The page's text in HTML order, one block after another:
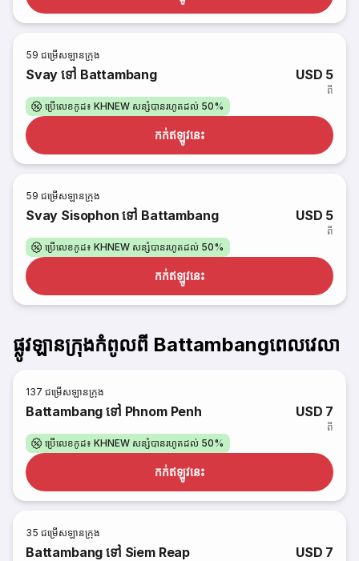
59 ជម្រើសឡានក្រុង
Svay ទៅ Battambang USD 5
ពី
ប្រើលេខកូដ៖ KHNEW សន្សំបានរហូតដល់ 50%
កក់​ឥឡូវនេះ
59 ជម្រើសឡានក្រុង
Svay Sisophon ទៅ Battambang USD 5
ពី
ប្រើលេខកូដ៖ KHNEW សន្សំបានរហូតដល់ 50%
កក់​ឥឡូវនេះ
ផ្លូវឡានក្រុងកំពូលពី Battambangពេលវេលា
137 ជម្រើសឡានក្រុង
Battambang ទៅ Phnom Penh USD 7
ពី
ប្រើលេខកូដ៖ KHNEW សន្សំបានរហូតដល់ 50%
កក់​ឥឡូវនេះ
35 ជម្រើសឡានក្រុង
Battambang ទៅ Siem Reap USD 7